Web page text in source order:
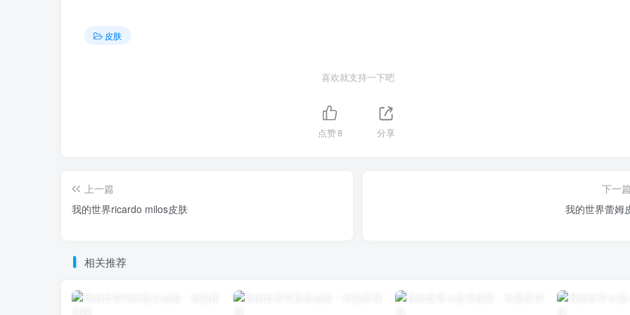
皮肤
喜欢就支持一下吧
点赞8 分享
上一篇
我的世界ricardo milos皮肤
下一
我的世界蕾姆
相关推荐